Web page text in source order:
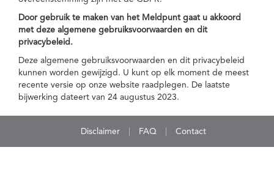
Door gebruik te maken van het Meldpunt gaat u akkoord
met deze algemene gebruiksvoorwaarden en dit
privacybeleid.
Deze algemene gebruiksvoorwaarden en dit privacybeleid
kunnen worden gewijzigd. U kunt op elk moment de meest
recente versie op onze website raadplegen. De laatste
bijwerking dateert van 24 augustus 2023.
Disclaimer FAQ Contact